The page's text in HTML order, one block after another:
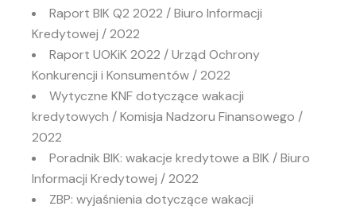
Raport BIK Q2 2022 / Biuro Informacji
Kredytowej / 2022
Raport UOKiK 2022 / Urząd Ochrony
Konkurencji i Konsumentów / 2022
Wytyczne KNF dotyczące wakacji
kredytowych / Komisja Nadzoru Finansowego /
2022
Poradnik BIK: wakacje kredytowe a BIK / Biuro
Informacji Kredytowej / 2022
ZBP: wyjaśnienia dotyczące wakacji